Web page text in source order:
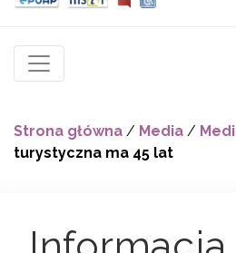
Strona główna / Media /
turystyczna ma 45 lat